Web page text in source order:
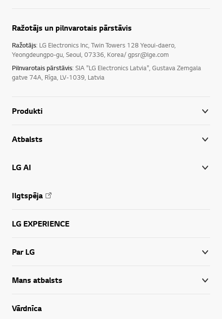
Ražotājs un pilnvarotais pārstāvis
Ražotājs: LG Electronics Inc, Twin Towers 128 Yeoui-daero,
Yeongdeungpo-gu, Seoul, 07336, Korea/ gpsr@lge.com
Pilnvarotais pārstāvis: SIA "LG Electronics Latvia", Gustava Zemgala
gatve 74A, Rīga, LV-1039, Latvia
Produkti
Atbalsts
LG AI
Ilgtspēja
LG EXPERIENCE
Par LG
Mans atbalsts
Vārdnīca